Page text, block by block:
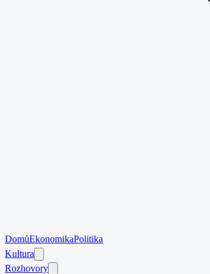
DomůEkonomikaPolitika
Kultura
Rozhovory